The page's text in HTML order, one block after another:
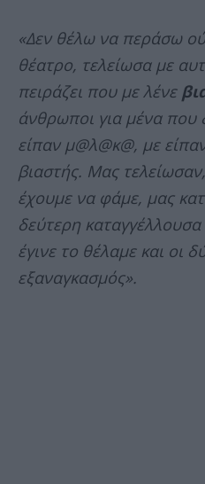
«Δεν θέλω να περάσω
θέατρο, τελείωσα με
πειράζει που με λένε
άνθρωποι για μένα που
είπαν μ@λ@κ@, με
βιαστής. Μας
έχουμε να φάμε, μας
δεύτερη
έγινε το θέλαμε και οι
εξαναγκασμός».